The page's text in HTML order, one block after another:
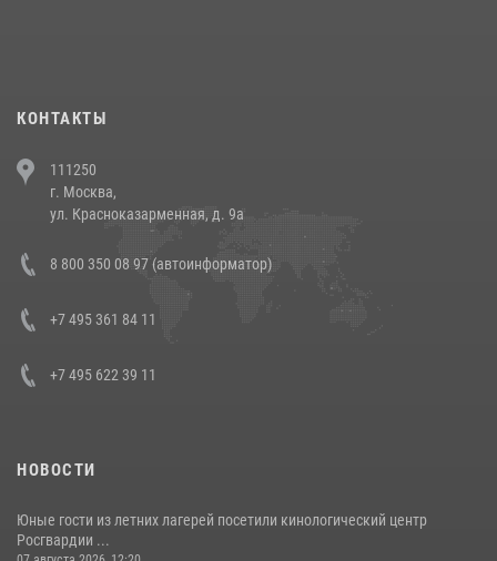
напавших на бригаду скорой помощи (видео)
14 июля 2026, 12:20
В Росгвардии прошла военно-научная конференция по обобщению
боевого опыта
КОНТАКТЫ
111250
г. Москва,
ул. Красноказарменная, д. 9а
8 800 350 08 97 (автоинформатор)
+7 495 361 84 11
+7 495 622 39 11
НОВОСТИ
Юные гости из летних лагерей посетили кинологический центр
Росгвардии ...